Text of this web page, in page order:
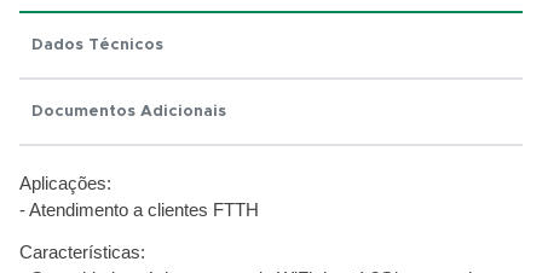
Dados Técnicos
Documentos Adicionais
Aplicações:
- Atendimento a clientes FTTH
Características: